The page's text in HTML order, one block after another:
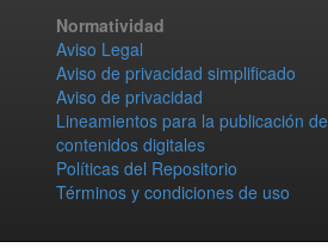
Normatividad
Aviso Legal
Aviso de privacidad simplificado
Aviso de privacidad
Lineamientos para la publicación de
contenidos digitales
Políticas del Repositorio
Términos y condiciones de uso